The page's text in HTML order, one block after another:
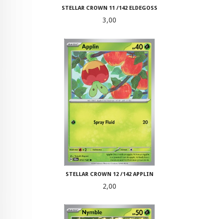
STELLAR CROWN 11 /142 ELDEGOSS
Pris
3,00
STELLAR CROWN 12 /142 APPLIN
Pris
2,00